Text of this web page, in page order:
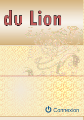
Connexion